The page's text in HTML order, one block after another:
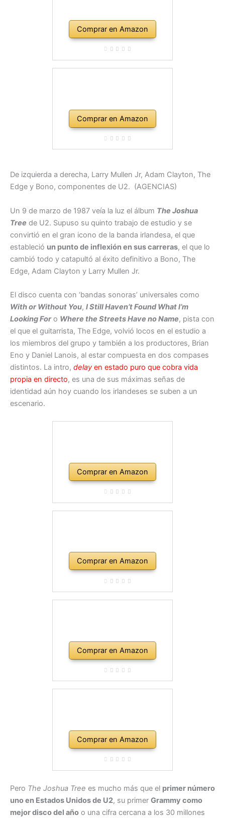
Comprar en Amazon
Comprar en Amazon
De izquierda a derecha, Larry Mullen Jr, Adam Clayton, The
Edge y Bono, componentes de U2. (AGENCIAS)
Un 9 de marzo de 1987 veía la luz el álbum The Joshua
Tree de U2. Supuso su quinto trabajo de estudio y se
convirtió en el gran icono de la banda irlandesa, el que
estableció un punto de inflexión en sus carreras, el que lo
cambió todo y catapultó al éxito definitivo a Bono, The
Edge, Adam Clayton y Larry Mullen Jr.
El disco cuenta con ‘bandas sonoras’ universales como
With or Without You, I Still Haven’t Found What I’m
Looking Foro Where the Streets Have no Name, pista con
el que el guitarrista, The Edge, volvió locos en el estudio a
los miembros del grupo y también a los productores, Brian
Eno y Daniel Lanois, al estar compuesta en dos compases
distintos. La intro, delay en estado puro que cobra vida
propia en directo, es una de sus máximas señas de
identidad aún hoy cuando los irlandeses se suben a un
escenario.
Comprar en Amazon
Comprar en Amazon
Comprar en Amazon
Comprar en Amazon
Pero The Joshua Tree es mucho más que el primer número
uno en Estados Unidos de U2, su primer Grammy como
mejor disco del año o una cifra cercana a los 30 millones